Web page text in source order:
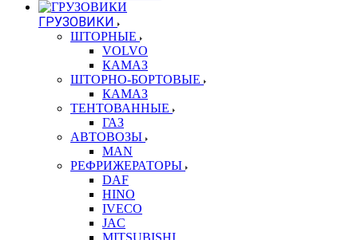
ГРУЗОВИКИ
ШТОРНЫЕ
VOLVO
КАМАЗ
ШТОРНО-БОРТОВЫЕ
КАМАЗ
ТЕНТОВАННЫЕ
ГАЗ
АВТОВОЗЫ
MAN
РЕФРИЖЕРАТОРЫ
DAF
HINO
IVECO
JAC
MITSUBISHI